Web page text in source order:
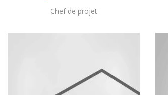
Chef de projet